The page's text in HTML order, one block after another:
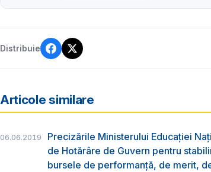
Distribuie
Articole similare
06.06.2019
Precizările Ministerului Educației
de Hotărâre de Guvern pentru
bursele de performanță, de merit,